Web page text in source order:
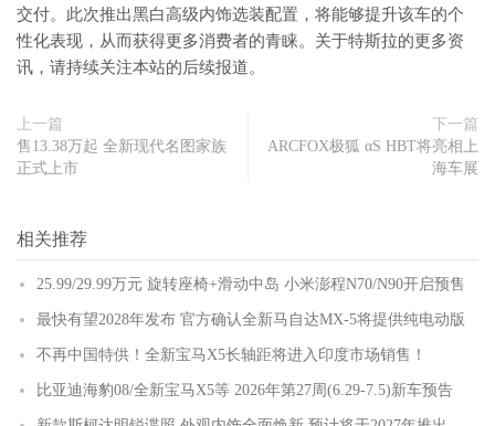
交付。此次推出黑白高级内饰选装配置，将能够提升该车的个
性化表现，从而获得更多消费者的青睐。关于特斯拉的更多资
讯，请持续关注本站的后续报道。
上一篇
售13.38万起 全新现代名图家族
正式上市
下一篇
ARCFOX极狐 αS HBT将亮相上
海车展
相关推荐
25.99/29.99万元 旋转座椅+滑动中岛 小米澎程N70/N90开启预售
最快有望2028年发布 官方确认全新马自达MX-5将提供纯电动版
不再中国特供！全新宝马X5长轴距将进入印度市场销售！
比亚迪海豹08/全新宝马X5等 2026年第27周(6.29-7.5)新车预告